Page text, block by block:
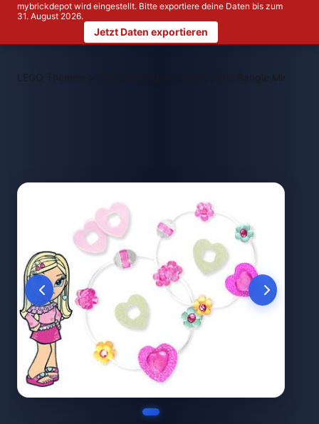
mybrickdepot wird eingestellt. Bitte exportiere deine Daten bis zum
31. August 2026.
Jetzt Daten exportieren
LEGO Themen > LEGO 7501 Bangle Minis